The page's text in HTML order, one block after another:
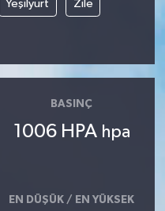
Yeşilyurt Zile
BASINÇ
1006 HPA hpa
EN DÜŞÜK / EN YÜKSEK